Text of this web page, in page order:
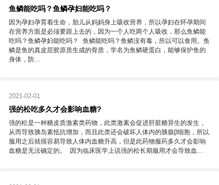
鱼鳞能吃吗？鱼鳞孕妇能吃吗？
因为孕妇孕育着生命，胎儿从妈妈身上吸收营养，所以孕妇在怀孕期间
在营养方面是必须要跟上去的，因为一个人吃两个人吸收，那么鱼鳞能
吃吗？鱼鳞孕妇能吃吗？ 鱼鳞能吃吗？鱼鳞没有毒，所以可以食用。鱼
鳞是鱼的真皮层胶原质生成的骨质，学名为鱼鳞硬蛋白，能够保护鱼的
身体，防...
2021-02-01
强的松吃多久才会影响血糖?
强的松是一种糖皮质激素类药物，此类激素会促进肝脏糖异生的发生，
从而导致胰岛素抵抗增加，而且此类还会破坏人体内的胰腺β细胞，所以
服用之后就很容易导致人体内血糖升高，但是此药物服药多久才会影响
血糖是无法确定的。 因为临床医学上说强的松长期服用才会导致血...